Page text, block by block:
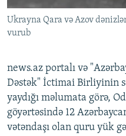
Ukrayna Qara və Azov
vurub
news.az portalı və
Dəstək" İctimai Birliyinin
yaydığı məlumata görə,
göyərtəsində 12
vətəndaşı olan quru yük